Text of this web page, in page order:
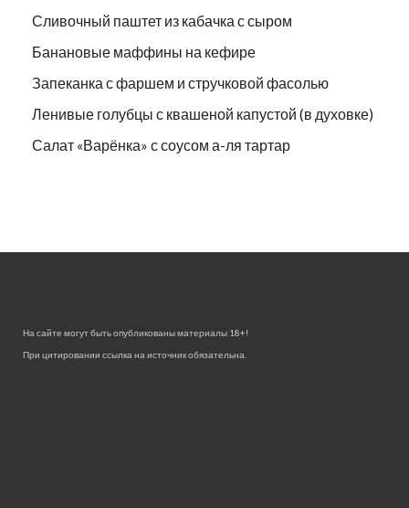
Сливочный паштет из кабачка с сыром
Банановые маффины на кефире
Запеканка с фаршем и стручковой фасолью
Ленивые голубцы с квашеной капустой (в духовке)
Салат «Варёнка» с соусом а-ля тартар
На сайте могут быть опубликованы материалы 18+!
При цитировании ссылка на источник обязательна.